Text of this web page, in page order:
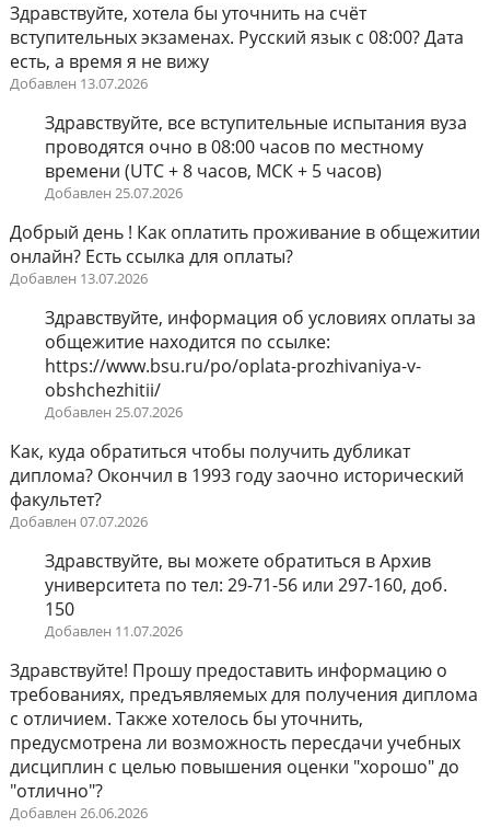
Здравствуйте, хотела бы уточнить на счёт
вступительных экзаменах. Русский язык с 08:00? Дата
есть, а время я не вижу
Добавлен 13.07.2026
Здравствуйте, все вступительные испытания вуза
проводятся очно в 08:00 часов по местному
времени (UTC + 8 часов, МСК + 5 часов)
Добавлен 25.07.2026
Добрый день ! Как оплатить проживание в общежитии
онлайн? Есть ссылка для оплаты?
Добавлен 13.07.2026
Здравствуйте, информация об условиях оплаты за
общежитие находится по ссылке:
https://www.bsu.ru/po/oplata-prozhivaniya-v-
obshchezhitii/
Добавлен 25.07.2026
Как, куда обратиться чтобы получить дубликат
диплома? Окончил в 1993 году заочно исторический
факультет?
Добавлен 07.07.2026
Здравствуйте, вы можете обратиться в Архив
университета по тел: 29-71-56 или 297-160, доб.
150
Добавлен 11.07.2026
Здравствуйте! Прошу предоставить информацию о
требованиях, предъявляемых для получения диплома
с отличием. Также хотелось бы уточнить,
предусмотрена ли возможность пересдачи учебных
дисциплин с целью повышения оценки "хорошо" до
"отлично"?
Добавлен 26.06.2026